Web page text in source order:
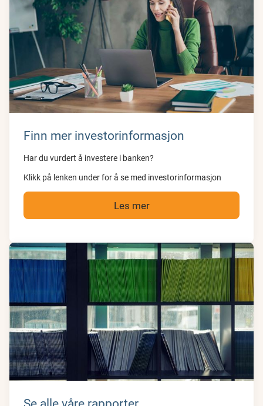
Finn mer investorinformasjon
Har du vurdert å investere i banken?
Klikk på lenken under for å se med investorinformasjon
Les mer